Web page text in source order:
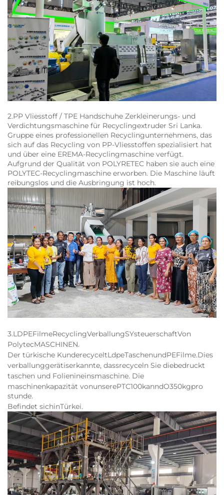
2.PP Vliesstoff / TPE Handschuhe Zerkleinerungs- und
Verdichtungsmaschine für Recyclingextruder Sri Lanka.
Gruppe eines professionellen Recyclingunternehmens, das
sich auf das Recycling von PP-Vliesstoffen spezialisiert hat
und über eine EREMA-Recyclingmaschine verfügt.
Aufgrund der Qualität von POLYRETEC haben sie auch eine
POLYTEC-Recyclingmaschine erworben. Die Maschine läuft
reibungslos und die Ausbringung ist hoch.
3.LDPEFilmeRecyclingVerballungSYsteuerschaftVon
PolytecMASCHINEN.
Der türkische KunderecyceltLdpeTaschenundPEFilme.Dies
verballunggerätiserkannte, dassrecyceln Sie diebedruckt
taschen und Folienineinsmaschine. Die
maschinenkapazität vonunserePTC100kanndO350kgpro
stunde.
Befindet sichinTürkei.